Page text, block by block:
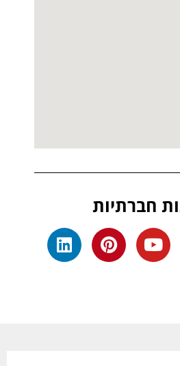
חברתיות